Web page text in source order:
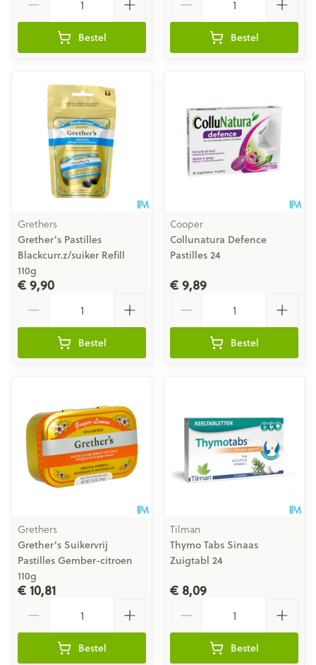
Bestel Bestel
Grethers
Grether's Pastilles
Blackcurr.z/suiker Refill
110g
€ 9,90
Bestel
Cooper
Collunatura Defence
Pastilles 24
€ 9,89
Bestel
Grethers
Grether's Suikervrij
Pastilles Gember-citroen
110g
€ 10,81
Bestel
Tilman
Thymo Tabs Sinaas
Zuigtabl 24
€ 8,09
Bestel